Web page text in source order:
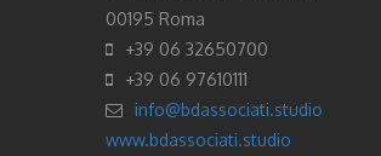
00195 Roma
+39 06 32650700
+39 06 97610111
info@bdassociati.studio
www.bdassociati.studio